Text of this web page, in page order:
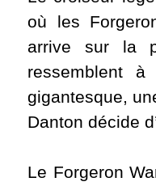
où les
arrive sur la
ressemblent
gigantesque,
Danton décide
Le Forgeron